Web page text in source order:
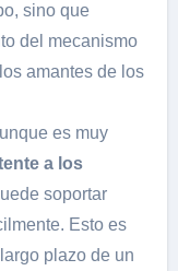
sino que
del mecanismo
amantes de los
es muy
a los
soportar
Esto es
plazo de un